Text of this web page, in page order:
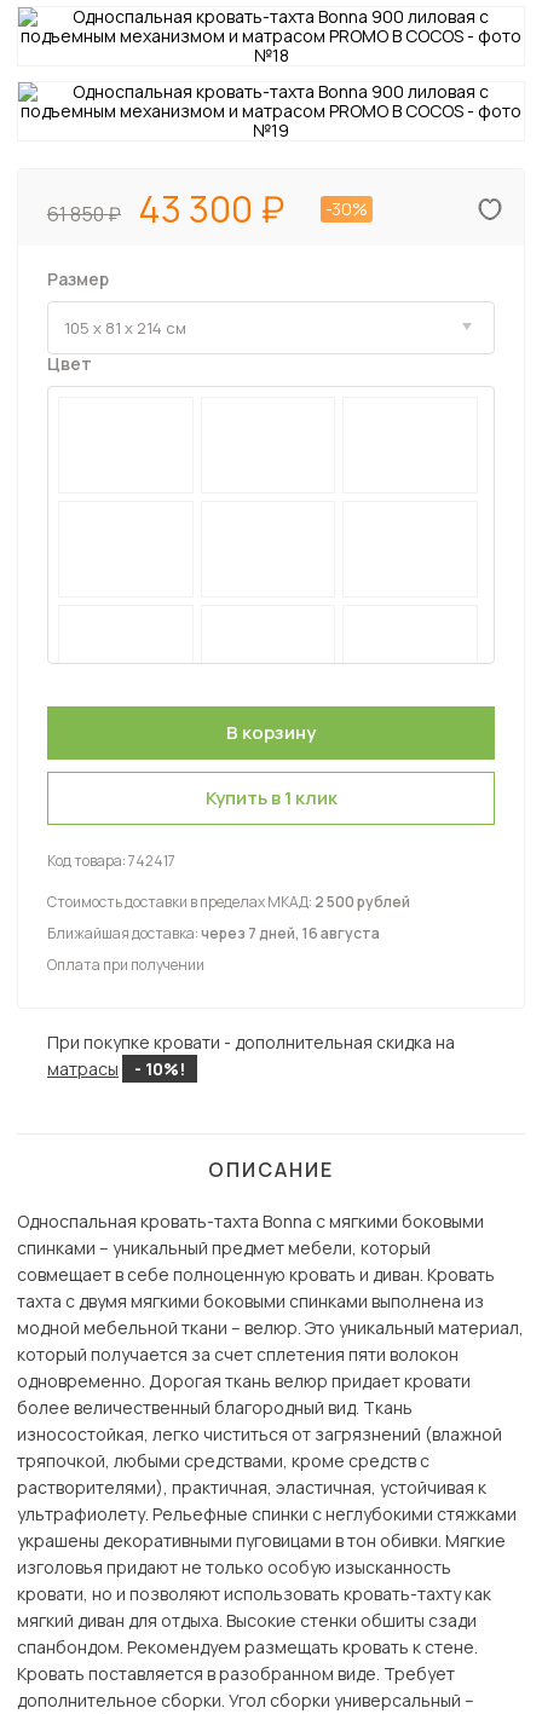
61 850 43 300 -30%
Размер
Цвет
Купить в 1 клик
Код товара:742417
Стоимость доставки в пределах МКАД: 2 500 рублей
Ближайшая доставка:через 7 дней, 16 августа
Оплата при получении
При покупке кровати - дополнительная скидка на
матрасы
- 10%!
ОПИСАНИЕ
Односпальная кровать-тахта Bonna с мягкими боковыми
спинками – уникальный предмет мебели, который
совмещает в себе полноценную кровать и диван. Кровать
тахта с двумя мягкими боковыми спинками выполнена из
модной мебельной ткани – велюр. Это уникальный материал,
который получается за счет сплетения пяти волокон
одновременно. Дорогая ткань велюр придает кровати
более величественный благородный вид. Ткань
износостойкая, легко чиститься от загрязнений (влажной
тряпочкой, любыми средствами, кроме средств с
растворителями), практичная, эластичная, устойчивая к
ультрафиолету. Рельефные спинки с неглубокими стяжками
украшены декоративными пуговицами в тон обивки. Мягкие
изголовья придают не только особую изысканность
кровати, но и позволяют использовать кровать-тахту как
мягкий диван для отдыха. Высокие стенки обшиты сзади
спанбондом. Рекомендуем размещать кровать к стене.
Кровать поставляется в разобранном виде. Требует
дополнительное сборки. Угол сборки универсальный –